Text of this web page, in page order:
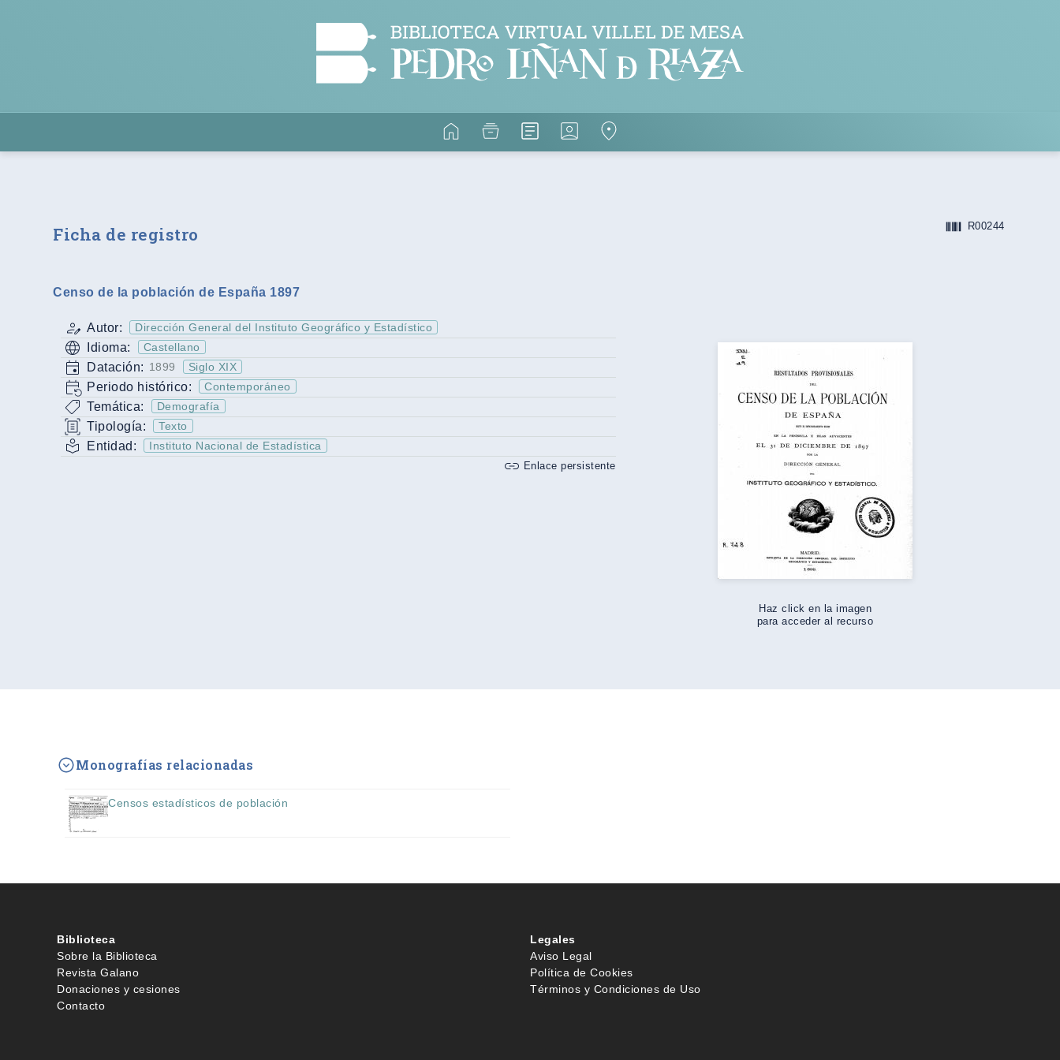
Ficha de registro R00244
Censo de la población de España 1897
Autor: Dirección General del Instituto Geográfico y Estadístico
Idioma: Castellano
Datación: 1899 Siglo XIX
Periodo histórico: Contemporáneo
Temática: Demografía
Tipología: Texto
Entidad: Instituto Nacional de Estadística
Enlace persistente
Haz click en la imagen
para acceder al recurso
Monografías relacionadas
Censos estadísticos de población
Biblioteca
Sobre la Biblioteca
Revista Galano
Donaciones y cesiones
Contacto
Legales
Aviso Legal
Política de Cookies
Términos y Condiciones de Uso